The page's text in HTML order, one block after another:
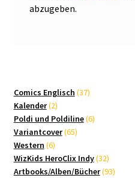
abzugeben.
Comics Englisch 3737
Kalender 22
Produkte
Poldi und Poldiline 66
Variantcover 6565
Western 66
Produkte
WizKids HeroClix Indy 3232
Produkte
Artbooks/Alben/Bücher 9393